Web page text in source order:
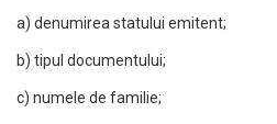
a) denumirea statului emitent;
b) tipul documentului;
c) numele de familie;